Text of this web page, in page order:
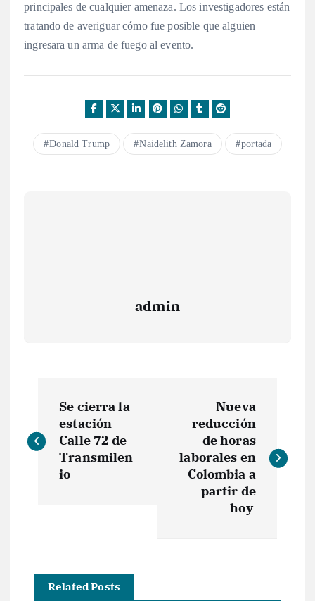
principales de cualquier amenaza. Los investigadores están
tratando de averiguar cómo fue posible que alguien
ingresara un arma de fuego al evento.
Donald Trump Naidelith Zamora portada
admin
a
v
a
Se cierra la
estación
Calle 72 de
Transmilen
io
Nueva
reducción
de horas
laborales en
Colombia a
partir de
hoy
Related Posts